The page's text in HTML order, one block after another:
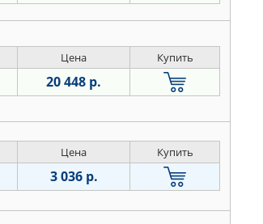
Цена Купить
20 448 р.
Цена Купить
3 036 р.